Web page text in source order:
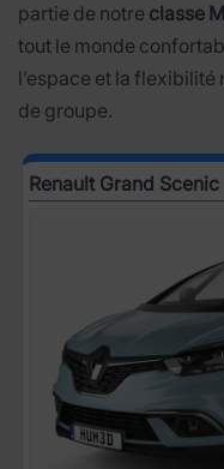
partie de notre classe
tout le monde
l’espace et la
de groupe.
Renault Grand Scenic